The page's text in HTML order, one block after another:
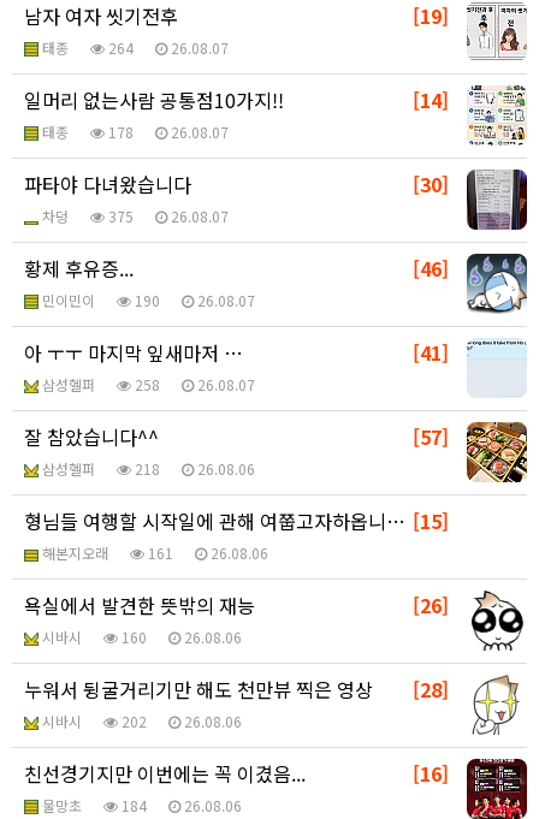
[19]
남자 여자 씻기전후
태종 264 26.08.07
[14]
일머리 없는사람 공통점10가지!!
태종 178 26.08.07
[30]
파타야 다녀왔습니다
차덩 375 26.08.07
[46]
황제 후유증...
민이민이 190 26.08.07
[41]
아 ㅜㅜ 마지막 잎새마저 …
삼성헬퍼 258 26.08.07
[57]
잘 참았습니다^^
삼성헬퍼 218 26.08.06
[15]
형님들 여행할 시작일에 관해 여쭙고자하옵니다?
해본지오래 161 26.08.06
[26]
욕실에서 발견한 뜻밖의 재능
시바시 160 26.08.06
[28]
누워서 뒹굴거리기만 해도 천만뷰 찍은 영상
시바시 202 26.08.06
[16]
친선경기지만 이번에는 꼭 이겼음...
물망초 184 26.08.06